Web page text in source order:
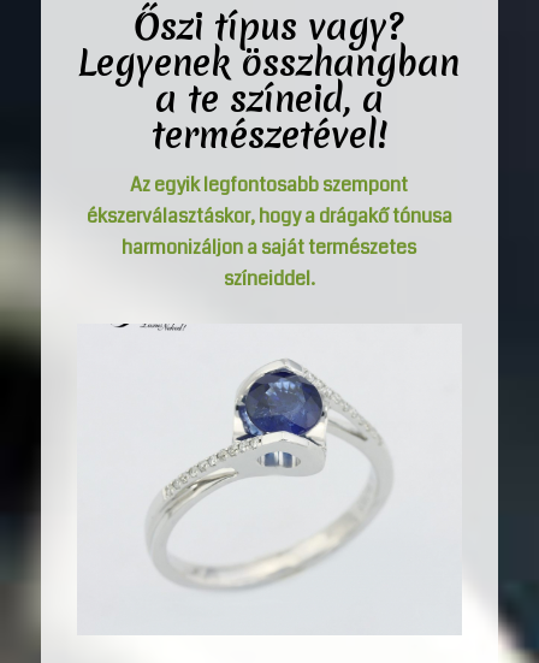
Őszi típus vagy?
Legyenek összhangban
a te színeid, a
természetével!
Az egyik legfontosabb szempont
ékszerválasztáskor, hogy a drágakő tónusa
harmonizáljon a saját természetes
színeiddel.